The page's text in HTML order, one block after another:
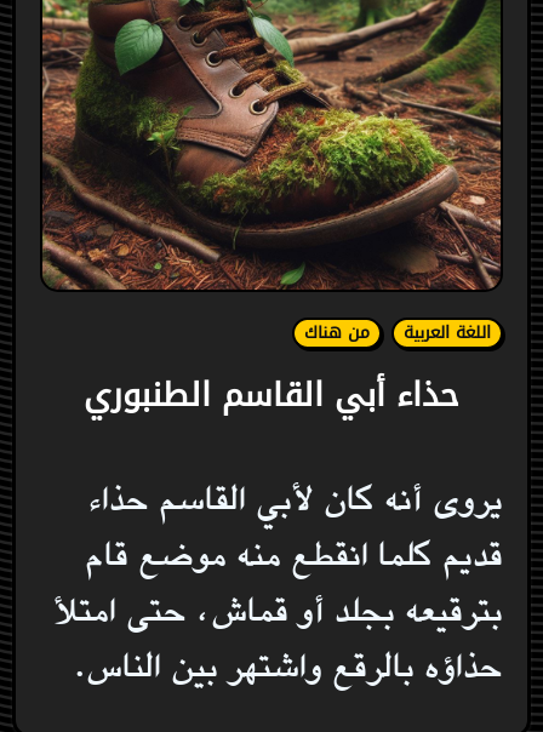
اللغة العربية من هناك
حذاء أبي القاسم الطنبوري
يروى أنه كان لأبي القاسم حذاء
قديم كلما انقطع منه موضع قام
بترقيعه بجلد أو قماش، حتى امتلأ
حذاؤه بالرقع واشتهر بين الناس.